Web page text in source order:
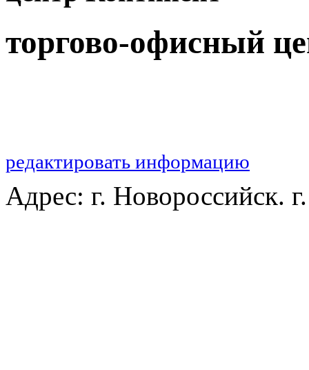
торгово-офисный
редактировать информацию
Адрес: г. Новороссийск.